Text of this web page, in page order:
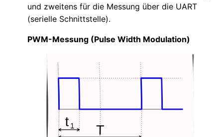
und zweitens für die Messung über die UART
(serielle Schnittstelle).
PWM-Messung (Pulse Width Modulation)